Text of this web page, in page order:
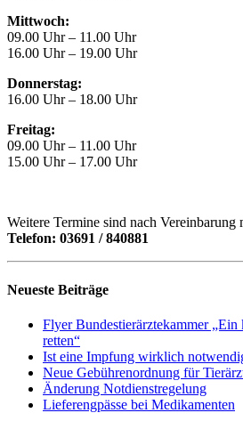
Mittwoch:
09.00 Uhr – 11.00 Uhr
16.00 Uhr – 19.00 Uhr
Donnerstag:
16.00 Uhr – 18.00 Uhr
Freitag:
09.00 Uhr – 11.00 Uhr
15.00 Uhr – 17.00 Uhr
Weitere Termine sind nach Vereinbarung
Telefon: 03691 / 840881
Neueste Beiträge
Flyer Bundestierärztekammer
retten“
Ist eine Impfung wirklich
Neue Gebührenordnung für
Änderung Notdienstregelung
Lieferengpässe bei Medikamenten